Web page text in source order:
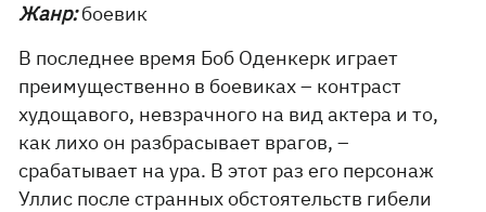
Жанр:боевик
В последнее время Боб Оденкерк играет
преимущественно в боевиках – контраст
худощавого, невзрачного на вид актера и то,
как лихо он разбрасывает врагов, –
срабатывает на ура. В этот раз его персонаж
Уллис после странных обстоятельств гибели